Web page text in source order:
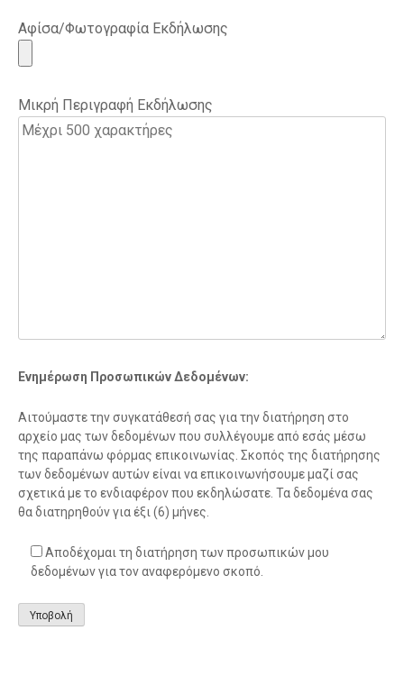
Αφίσα/Φωτογραφία Εκδήλωσης
Μικρή Περιγραφή Εκδήλωσης
Ενημέρωση Προσωπικών Δεδομένων:
Αιτούμαστε την συγκατάθεσή σας για την διατήρηση στο
αρχείο μας των δεδομένων που συλλέγουμε από εσάς μέσω
της παραπάνω φόρμας επικοινωνίας. Σκοπός της διατήρησης
των δεδομένων αυτών είναι να επικοινωνήσουμε μαζί σας
σχετικά με το ενδιαφέρον που εκδηλώσατε. Τα δεδομένα σας
θα διατηρηθούν για έξι (6) μήνες.
Αποδέχομαι τη διατήρηση των προσωπικών μου
δεδομένων για τον αναφερόμενο σκοπό.